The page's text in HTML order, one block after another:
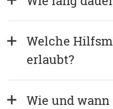
Welche
erlaubt?
Wie und